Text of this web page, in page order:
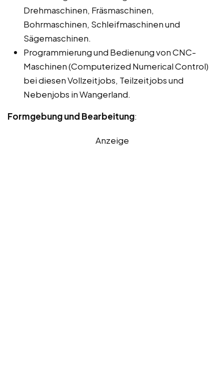
Drehmaschinen, Fräsmaschinen,
Bohrmaschinen, Schleifmaschinen und
Sägemaschinen.
Programmierung und Bedienung von CNC-
Maschinen (Computerized Numerical Control)
bei diesen Vollzeitjobs, Teilzeitjobs und
Nebenjobs in Wangerland.
Formgebung und Bearbeitung:
Anzeige